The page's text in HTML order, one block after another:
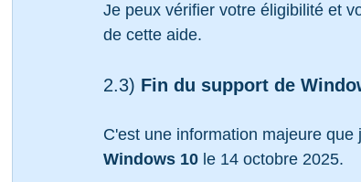
Je peux vérifier votre éligibilité et
de cette aide.
2.3) Fin du support de
C'est une information majeure
Windows 10 le 14 octobre 2025.